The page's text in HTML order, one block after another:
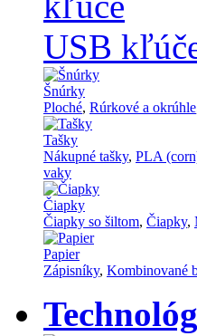
USB
Šnúrky
Ploché, Rúrkové a okrúhle
Tašky
Nákupné tašky, PLA
vaky
Čiapky
Čiapky so šiltom, Čiapky,
Papier
Zápisníky, Kombinované